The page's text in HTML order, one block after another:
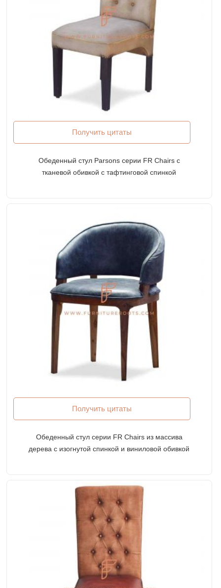
Получить цитаты
Обеденный стул Parsons серии FR Chairs с
тканевой обивкой с тафтинговой спинкой
Получить цитаты
Обеденный стул серии FR Chairs из массива
дерева с изогнутой спинкой и виниловой обивкой